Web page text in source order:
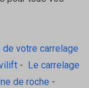
votre carrelage
- Le carrelage
de roche -